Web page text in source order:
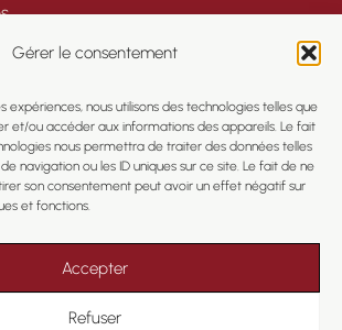
Gérer le consentement
expériences, nous utilisons des technologies telles que
et/ou accéder aux informations des appareils. Le fait
nous permettra de traiter des données telles
navigation ou les ID uniques sur ce site. Le fait de ne
son consentement peut avoir un effet négatif sur
et fonctions.
Accepter
Refuser